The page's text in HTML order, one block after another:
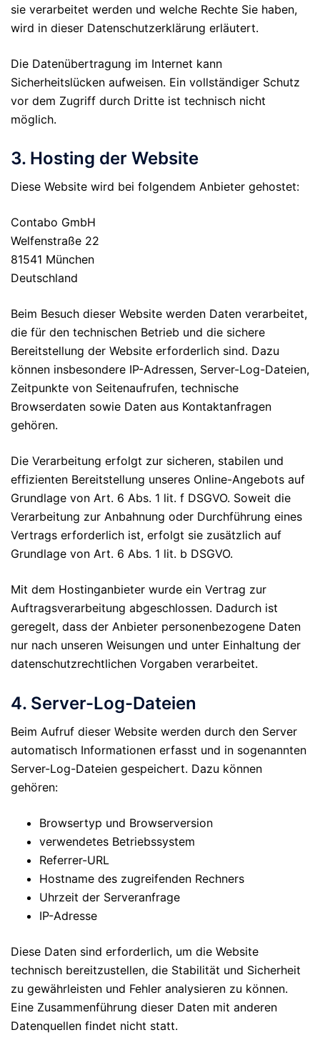
sie verarbeitet werden und welche Rechte Sie haben,
wird in dieser Datenschutzerklärung erläutert.
Die Datenübertragung im Internet kann
Sicherheitslücken aufweisen. Ein vollständiger Schutz
vor dem Zugriff durch Dritte ist technisch nicht
möglich.
3. Hosting der Website
Diese Website wird bei folgendem Anbieter gehostet:
Contabo GmbH
Welfenstraße 22
81541 München
Deutschland
Beim Besuch dieser Website werden Daten verarbeitet,
die für den technischen Betrieb und die sichere
Bereitstellung der Website erforderlich sind. Dazu
können insbesondere IP-Adressen, Server-Log-Dateien,
Zeitpunkte von Seitenaufrufen, technische
Browserdaten sowie Daten aus Kontaktanfragen
gehören.
Die Verarbeitung erfolgt zur sicheren, stabilen und
effizienten Bereitstellung unseres Online-Angebots auf
Grundlage von Art. 6 Abs. 1 lit. f DSGVO. Soweit die
Verarbeitung zur Anbahnung oder Durchführung eines
Vertrags erforderlich ist, erfolgt sie zusätzlich auf
Grundlage von Art. 6 Abs. 1 lit. b DSGVO.
Mit dem Hostinganbieter wurde ein Vertrag zur
Auftragsverarbeitung abgeschlossen. Dadurch ist
geregelt, dass der Anbieter personenbezogene Daten
nur nach unseren Weisungen und unter Einhaltung der
datenschutzrechtlichen Vorgaben verarbeitet.
4. Server-Log-Dateien
Beim Aufruf dieser Website werden durch den Server
automatisch Informationen erfasst und in sogenannten
Server-Log-Dateien gespeichert. Dazu können
gehören:
Browsertyp und Browserversion
verwendetes Betriebssystem
Referrer-URL
Hostname des zugreifenden Rechners
Uhrzeit der Serveranfrage
IP-Adresse
Diese Daten sind erforderlich, um die Website
technisch bereitzustellen, die Stabilität und Sicherheit
zu gewährleisten und Fehler analysieren zu können.
Eine Zusammenführung dieser Daten mit anderen
Datenquellen findet nicht statt.